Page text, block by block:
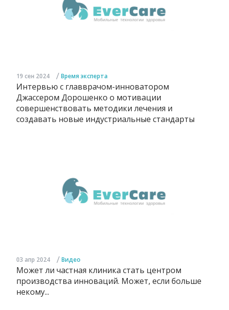
19 сен 2024 / Время эксперта
Интервью с главврачом-инноватором
Джассером Дорошенко о мотивации
совершенствовать методики лечения и
создавать новые индустриальные стандарты
03 апр 2024 / Видео
Может ли частная клиника стать центром
производства инноваций. Может, если больше
некому...